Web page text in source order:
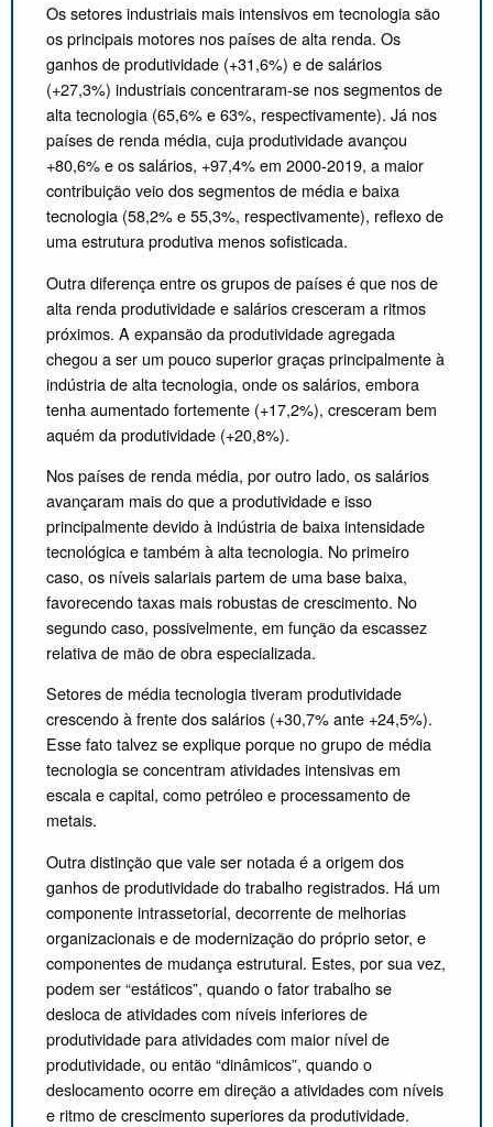
Os setores industriais mais intensivos em tecnologia são
os principais motores nos países de alta renda. Os
ganhos de produtividade (+31,6%) e de salários
(+27,3%) industriais concentraram-se nos segmentos de
alta tecnologia (65,6% e 63%, respectivamente). Já nos
países de renda média, cuja produtividade avançou
+80,6% e os salários, +97,4% em 2000-2019, a maior
contribuição veio dos segmentos de média e baixa
tecnologia (58,2% e 55,3%, respectivamente), reflexo de
uma estrutura produtiva menos sofisticada.
Outra diferença entre os grupos de países é que nos de
alta renda produtividade e salários cresceram a ritmos
próximos. A expansão da produtividade agregada
chegou a ser um pouco superior graças principalmente à
indústria de alta tecnologia, onde os salários, embora
tenha aumentado fortemente (+17,2%), cresceram bem
aquém da produtividade (+20,8%).
Nos países de renda média, por outro lado, os salários
avançaram mais do que a produtividade e isso
principalmente devido à indústria de baixa intensidade
tecnológica e também à alta tecnologia. No primeiro
caso, os níveis salariais partem de uma base baixa,
favorecendo taxas mais robustas de crescimento. No
segundo caso, possivelmente, em função da escassez
relativa de mão de obra especializada.
Setores de média tecnologia tiveram produtividade
crescendo à frente dos salários (+30,7% ante +24,5%).
Esse fato talvez se explique porque no grupo de média
tecnologia se concentram atividades intensivas em
escala e capital, como petróleo e processamento de
metais.
Outra distinção que vale ser notada é a origem dos
ganhos de produtividade do trabalho registrados. Há um
componente intrassetorial, decorrente de melhorias
organizacionais e de modernização do próprio setor, e
componentes de mudança estrutural. Estes, por sua vez,
podem ser “estáticos”, quando o fator trabalho se
desloca de atividades com níveis inferiores de
produtividade para atividades com maior nível de
produtividade, ou então “dinâmicos”, quando o
deslocamento ocorre em direção a atividades com níveis
e ritmo de crescimento superiores da produtividade.